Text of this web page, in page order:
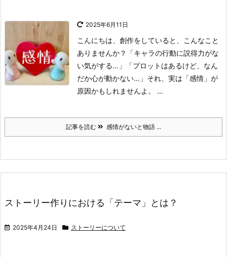
2025年6月11日
こんにちは、創作をしていると、こんなこと
ありませんか？
「キャラの行動に説得力がな
い気がする…」
「プロットはあるけど、なん
だか心が動かない…」 それ、実は「感情」が
原因かもしれませんよ。
...
記事を読む 感情がないと物語 ...
ストーリー作りにおける「テーマ」とは？
2025年4月24日 ストーリーについて